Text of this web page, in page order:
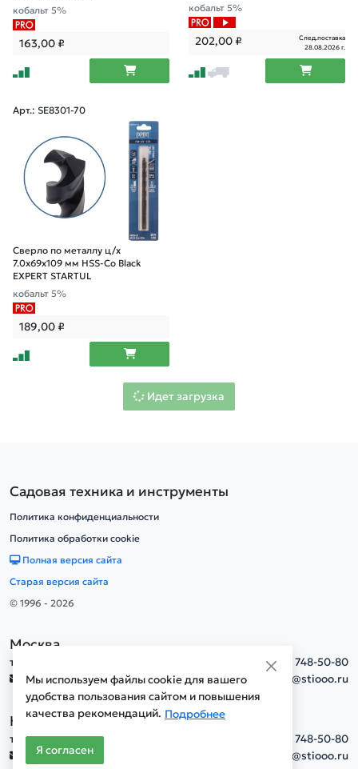
кобальт 5%
163,00₽
кобальт 5%
202,00₽
След.поставка
28.08.2026 г.
Арт.: SE8301-70
Сверло по металлу ц/х
7.0х69х109 мм HSS-Co Black
EXPERT STARTUL
кобальт 5%
189,00₽
Идет загрузка
Мы используем файлы cookie для вашего
удобства пользования сайтом и повышения
качества рекомендаций. Подробнее
Я согласен
Садовая техника и инструменты
Политика конфиденциальности
Политика обработки cookie
Полная версия сайта
Старая версия сайта
© 1996 - 2026
Москва
тел.
+7(495) 748-50-80
info@stiooo.ru
Новосибирск
тел.
+7(495) 748-50-80
info@stiooo.ru